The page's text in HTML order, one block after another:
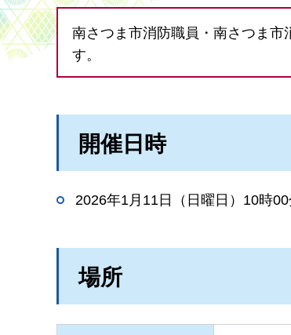
南さつま市消防職員・南さつま市
す。
開催日時
2026年1月11日（日曜日）10時
場所